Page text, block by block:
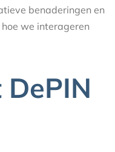
benaderingen en
we interageren